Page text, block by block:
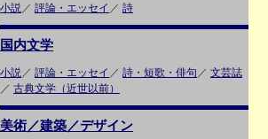
小説／ 評論・エッセイ ／ 詩
国内文学
小説／ 評論・エッセイ ／ 詩・短歌・俳句 ／ 文芸誌
／ 古典文学（近世以前）
美術／建築／デザイン